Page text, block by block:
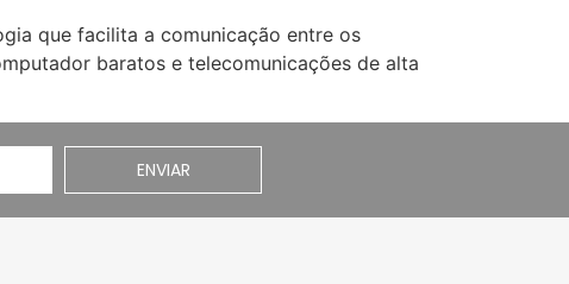
que facilita a comunicação entre os
baratos e telecomunicações de alta
ENVIAR